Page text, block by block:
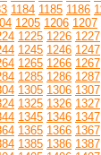
1184 1185 1186
1205 1206 1207
1225 1226 1227
1245 1246 1247
1265 1266 1267
1285 1286 1287
1305 1306 1307
1325 1326 1327
1345 1346 1347
1365 1366 1367
1385 1386 1387